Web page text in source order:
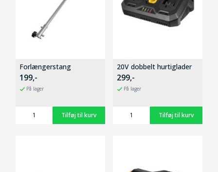
Forlængerstang
199,-
På lager
20V dobbelt hurtiglader
299,-
På lager